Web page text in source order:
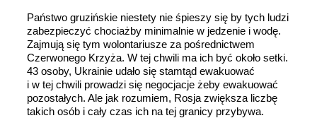
Państwo gruzińskie niestety nie śpieszy się by tych ludzi
zabezpieczyć chociażby minimalnie w jedzenie i wodę.
Zajmują się tym wolontariusze za pośrednictwem
Czerwonego Krzyża. W tej chwili ma ich być około setki.
43 osoby, Ukrainie udało się stamtąd ewakuować
i w tej chwili prowadzi się negocjacje żeby ewakuować
pozostałych. Ale jak rozumiem, Rosja zwiększa liczbę
takich osób i cały czas ich na tej granicy przybywa.